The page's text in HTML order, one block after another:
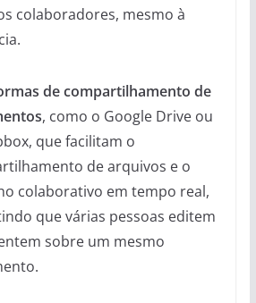
colaboradores, mesmo à
de compartilhamento de
, como o Google Drive ou
que facilitam o
de arquivos e o
colaborativo em tempo real,
que várias pessoas editem
sobre um mesmo